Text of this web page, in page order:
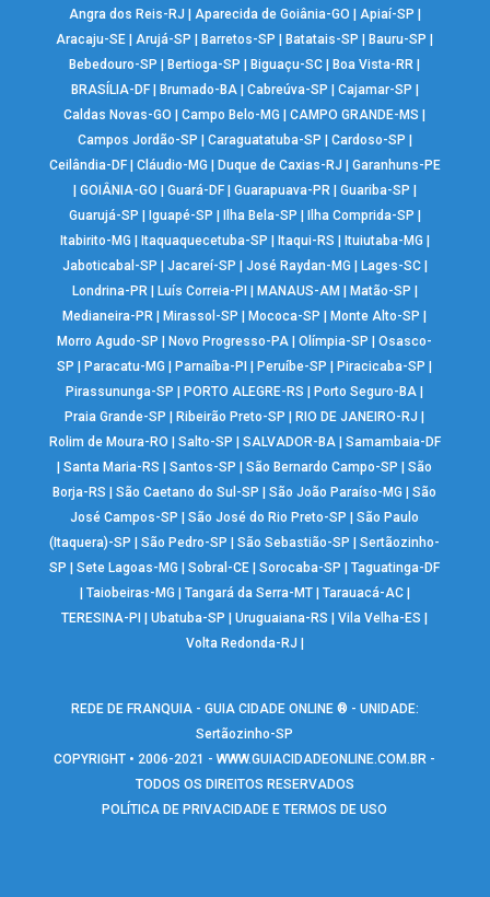
Angra dos Reis-RJ Aparecida de Goiânia-GO Apiaí-SP
Aracaju-SE |Arujá-SP Barretos-SP Batatais-SP Bauru-SP
Bebedouro-SP
Bertioga-SP Biguaçu-SC Boa Vista-RR
BRASÍLIA-DF| Brumado-BA| Cabreúva-SP Cajamar-SP
Caldas Novas-GO
|Campo Belo-MG |CAMPO GRANDE-MS
Campos Jordão-SP
Caraguatatuba-SP Cardoso-SP
Ceilândia-DF| Cláudio-MG Duque de Caxias-RJ
Garanhuns-PE
GOIÂNIA-GO Guará-DF| Guarapuava-PR| Guariba-SP
Guarujá-SP
Iguapé-SP Ilha Bela-SP Ilha Comprida-SP
Itabirito-MG
Itaquaquecetuba-SP Itaqui-RS Ituiutaba-MG
Jaboticabal-SP
Jacareí-SP José Raydan-MG Lages-SC|
Londrina-PR| Luís Correia-PI MANAUS-AM Matão-SP
Medianeira-PR
Mirassol-SP Mococa-SP Monte Alto-SP
Morro Agudo-SP
Novo Progresso-PA |Olímpia-SP |Osasco-
SP
Paracatu-MG Parnaíba-PI Peruíbe-SP Piracicaba-SP
Pirassununga-SP
PORTO ALEGRE-RS Porto Seguro-BA
Praia Grande-SP
Ribeirão Preto-SP RIO DE JANEIRO-RJ
Rolim de Moura-RO
Salto-SP SALVADOR-BA| Samambaia-DF
|Santa Maria-RS |Santos-SP |São Bernardo Campo-SP |São
Borja-RS
|São Caetano do Sul-SP |São João Paraíso-MG |São
José Campos-SP
|São José do Rio Preto-SP |São Paulo
(Itaquera)-SP
|São Pedro-SP |São Sebastião-SP |Sertãozinho-
SP
|Sete Lagoas-MG |Sobral-CE |Sorocaba-SP |Taguatinga-DF
Taiobeiras-MG Tangará da Serra-MT| Tarauacá-AC|
TERESINA-PI
|Ubatuba-SP |Uruguaiana-RS |Vila Velha-ES
Volta Redonda-RJ
REDE DE FRANQUIA - GUIA CIDADE ONLINE ® - UNIDADE:
Sertãozinho-SP
COPYRIGHT • 2006-2021 -WWW.GUIACIDADEONLINE.COM.BR -
TODOS OS DIREITOS RESERVADOS
POLÍTICA DE PRIVACIDADE E TERMOS DE USO